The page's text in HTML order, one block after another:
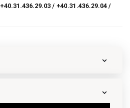
+40.31.436.29.03 / +40.31.436.29.04 /